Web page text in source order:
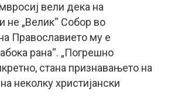
вели дека на
не „Велик“ Собор во
Православието му е
рана“. „Погрешно
стана признавањето на
неколку христијански